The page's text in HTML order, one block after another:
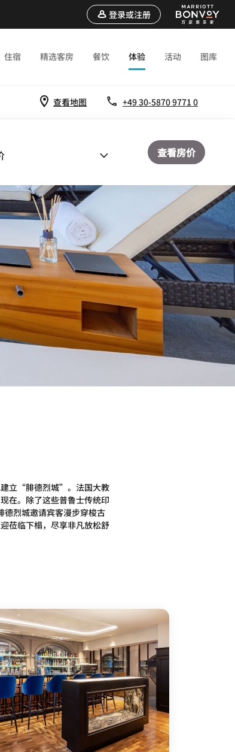
登录或注册
住宿 精选客房 餐饮 体验 活动 图库
查看地图 +49 30-5870 9771 0
查看房价
建立“腓德烈城”。法国大教
在。除了这些普鲁士传统印
德烈城邀请宾客漫步穿梭古
莅临下榻，尽享非凡放松舒